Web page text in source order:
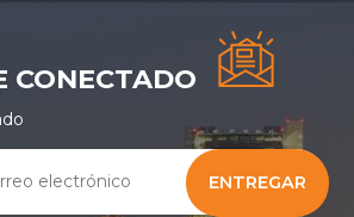
CONECTADO
ENTREGAR